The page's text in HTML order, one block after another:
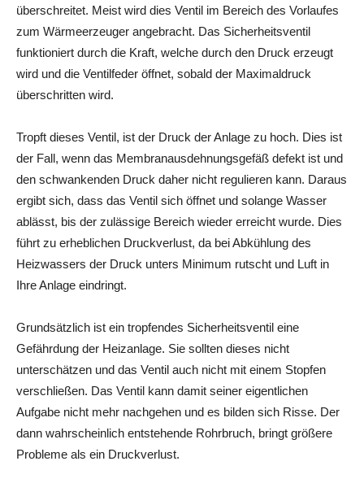
überschreitet. Meist wird dies Ventil im Bereich des Vorlaufes
zum Wärmeerzeuger angebracht. Das Sicherheitsventil
funktioniert durch die Kraft, welche durch den Druck erzeugt
wird und die Ventilfeder öffnet, sobald der Maximaldruck
überschritten wird.
Tropft dieses Ventil, ist der Druck der Anlage zu hoch. Dies ist
der Fall, wenn das Membranausdehnungsgefäß defekt ist und
den schwankenden Druck daher nicht regulieren kann. Daraus
ergibt sich, dass das Ventil sich öffnet und solange Wasser
ablässt, bis der zulässige Bereich wieder erreicht wurde. Dies
führt zu erheblichen Druckverlust, da bei Abkühlung des
Heizwassers der Druck unters Minimum rutscht und Luft in
Ihre Anlage eindringt.
Grundsätzlich ist ein tropfendes Sicherheitsventil eine
Gefährdung der Heizanlage. Sie sollten dieses nicht
unterschätzen und das Ventil auch nicht mit einem Stopfen
verschließen. Das Ventil kann damit seiner eigentlichen
Aufgabe nicht mehr nachgehen und es bilden sich Risse. Der
dann wahrscheinlich entstehende Rohrbruch, bringt größere
Probleme als ein Druckverlust.